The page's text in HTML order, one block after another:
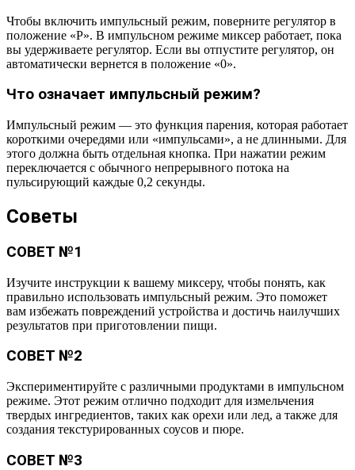
Чтобы включить импульсный режим, поверните регулятор в
положение «P». В импульсном режиме миксер работает, пока
вы удерживаете регулятор. Если вы отпустите регулятор, он
автоматически вернется в положение «0».
Что означает импульсный режим?
Импульсный режим — это функция парения, которая работает
короткими очередями или «импульсами», а не длинными. Для
этого должна быть отдельная кнопка. При нажатии режим
переключается с обычного непрерывного потока на
пульсирующий каждые 0,2 секунды.
Советы
СОВЕТ №1
Изучите инструкции к вашему миксеру, чтобы понять, как
правильно использовать импульсный режим. Это поможет
вам избежать повреждений устройства и достичь наилучших
результатов при приготовлении пищи.
СОВЕТ №2
Экспериментируйте с различными продуктами в импульсном
режиме. Этот режим отлично подходит для измельчения
твердых ингредиентов, таких как орехи или лед, а также для
создания текстурированных соусов и пюре.
СОВЕТ №3